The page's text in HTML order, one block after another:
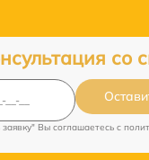
со
Вы соглашаетесь c